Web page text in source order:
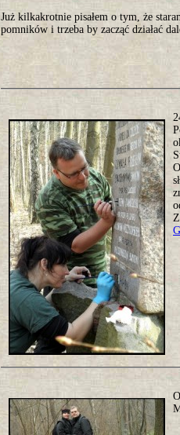
Już kilkakrotnie pisałem o tym, że
pomników i trzeba by zacząć działać